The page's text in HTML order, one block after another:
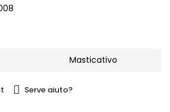
Masticativo
Serve aiuto?